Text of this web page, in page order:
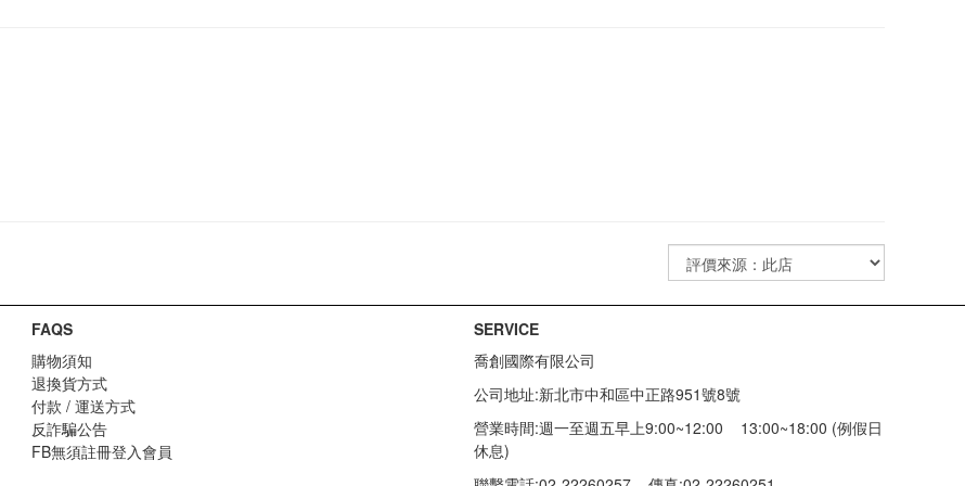
FAQS
購物須知
退換貨方式
付款 / 運送方式
反詐騙公告
FB無須註冊登入會員
SERVICE
喬創國際有限公司
公司地址:新北市中和區中正路951號8號
營業時間:週一至週五早上9:00~12:00 13:00~18:00 (例假日
休息)